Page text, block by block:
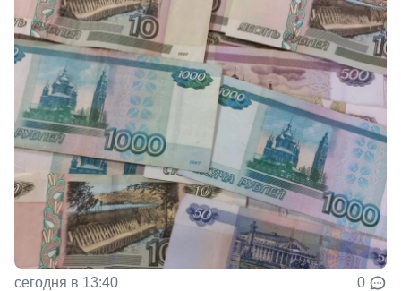
сегодня в 13:40 0